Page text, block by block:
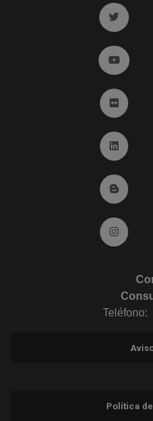
Ir a
Ir a
Ir a
Ir a
Ir al
Ir a
Teléfono:
Política